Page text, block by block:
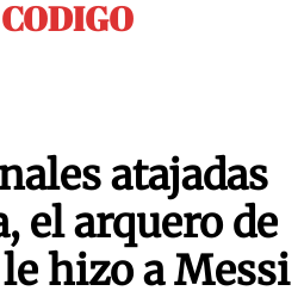
atajadas
el arquero de
le hizo a Messi